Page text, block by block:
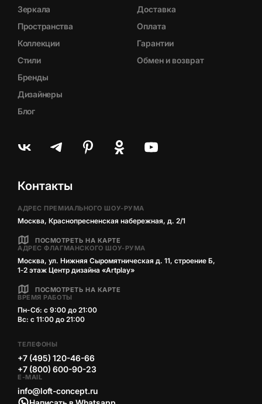
Зеркала
Пространства
Коллекции
Стили
Бренды
Дизайнеры
Блог
Доставка
Оплата
Гарантии
Обмен и возврат
Контакты
АДРЕС ПРЕМИАЛЬНОГО ШОУ-РУМА
Москва, Краснопресненская набережная, д. 2/1
ПОСМОТРЕТЬ НА КАРТЕ
АДРЕС ФЛАГМАНСКОГО ШОУ-РУМА
Москва, ул. Нижняя Сыромятническая д. 11, строение Б,
1‑2 этаж Центр дизайна «Artplay»
ПОСМОТРЕТЬ НА КАРТЕ
ВРЕМЯ РАБОТЫ
Пн-Сб: с 9:00 до 21:00
Вс: с 11:00 до 21:00
ТЕЛЕФОНЫ
+7 (495) 120-46-66
+7 (800) 600-90-23
E-MAIL
info@loft-concept.ru